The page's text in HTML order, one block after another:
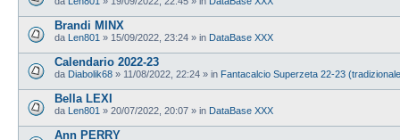
Brandi MINX
da Len801 » 15/09/2022, 23:24 » in DataBase XXX
Calendario 2022-23
da Diabolik68 » 11/08/2022, 22:24 » in Fantacalcio Superzeta 22-23
Bella LEXI
da Len801 » 20/07/2022, 20:07 » in DataBase XXX
Ann PERRY